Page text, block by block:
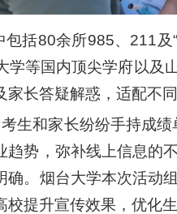
括80余所985、211
学等国内顶尖学府以及
长答疑解惑，适配不
生和家长纷纷手持成
趋势，弥补线上信息的
确。烟台大学本次活动
提升宣传效果，优化